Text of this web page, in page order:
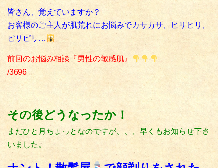
皆さん、覚えていますか？
お客様のご主人が肌荒れにお悩みでカサカサ、ヒリヒリ、
ピリピリ…
前回のお悩み相談『男性の敏感肌』
/3696
その後どうなったか！
まだひと月ちょっとなのですが、、、早くもお知らせ下さ
いました。